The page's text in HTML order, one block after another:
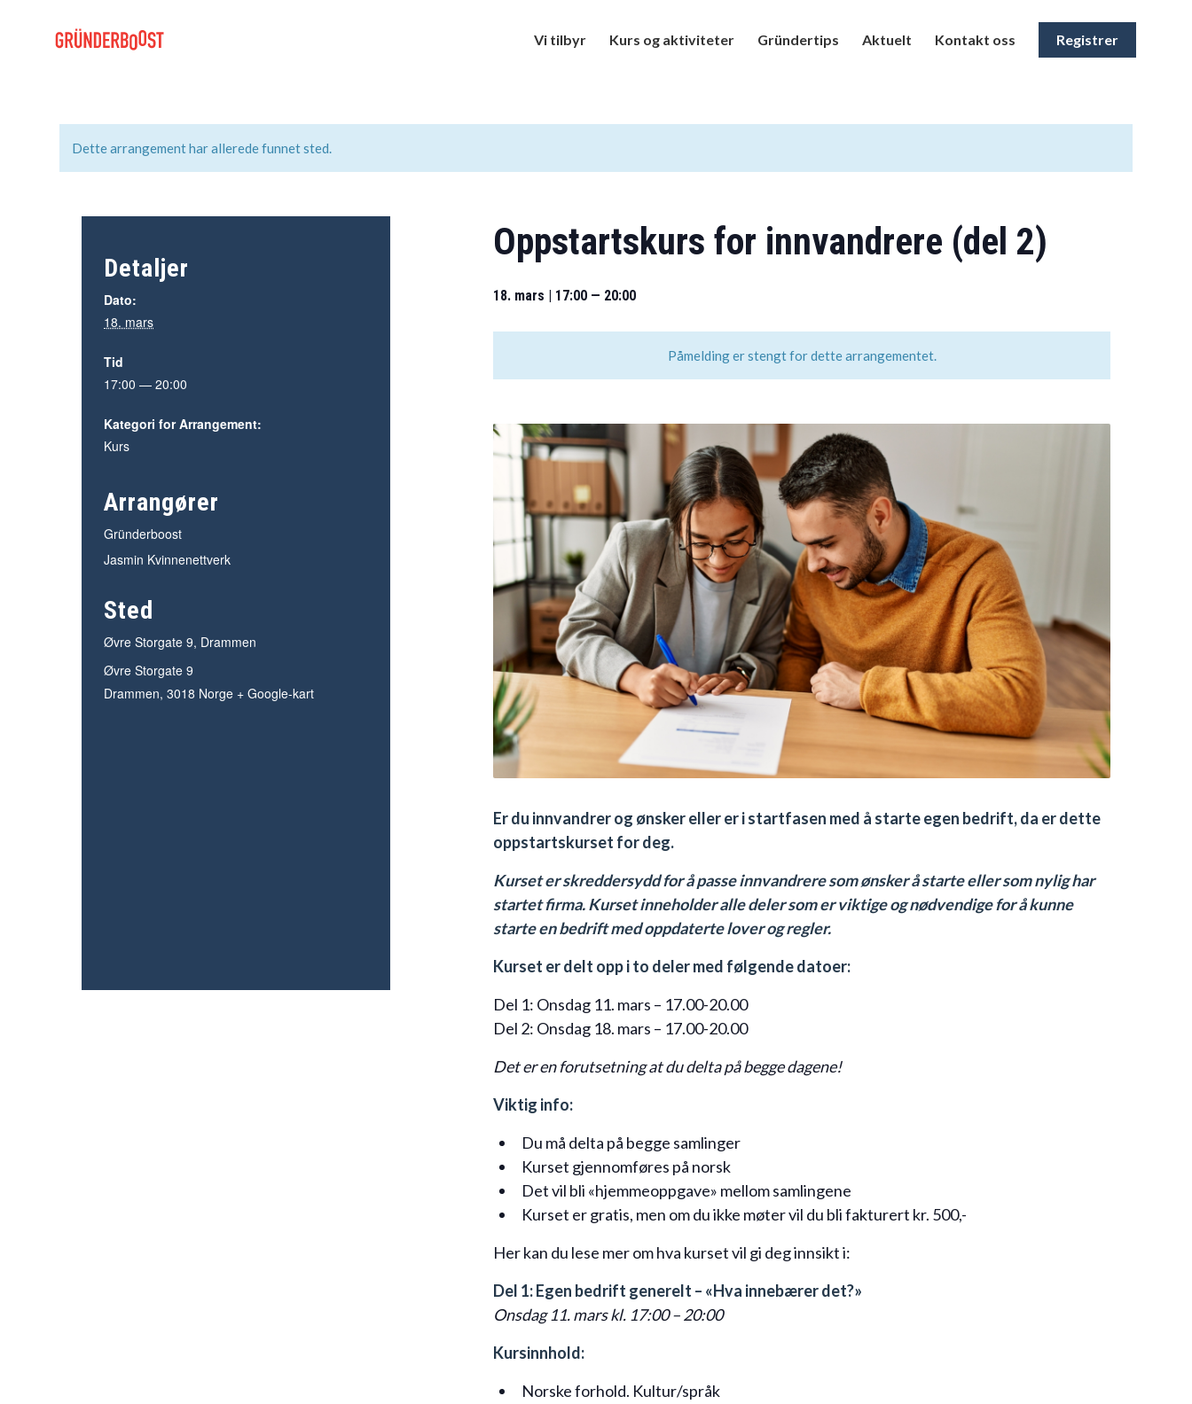
Vi tilbyr Kurs og aktiviteter Gründertips Aktuelt Kontakt oss Registrer
Dette arrangement har allerede funnet sted.
Oppstartskurs for innvandrere (del 2)
18. mars | 17:00 — 20:00
Påmelding er stengt for dette arrangementet.
Er du innvandrer og ønsker eller er i startfasen med å starte egen bedrift, da er dette
oppstartskurset for deg.
Kurset er skreddersydd for å passe innvandrere som ønsker å starte eller som nylig har
startet firma. Kurset inneholder alle deler som er viktige og nødvendige for å kunne
starte en bedrift med oppdaterte lover og regler.
Kurset er delt opp i to deler med følgende datoer:
Del 1: Onsdag 11. mars – 17.00-20.00
Del 2: Onsdag 18. mars – 17.00-20.00
Det er en forutsetning at du delta på begge dagene!
Viktig info:
Du må delta på begge samlinger
Kurset gjennomføres på norsk
Det vil bli «hjemmeoppgave» mellom samlingene
Kurset er gratis, men om du ikke møter vil du bli fakturert kr. 500,-
Her kan du lese mer om hva kurset vil gi deg innsikt i:
Del 1: Egen bedrift generelt – «Hva innebærer det?»
Onsdag 11. mars kl. 17:00 – 20:00
Kursinnhold:
Norske forhold. Kultur/språk
Detaljer
Dato:
18. mars
Tid
17:00 — 20:00
Kategori for Arrangement:
Kurs
Arrangører
Gründerboost
Jasmin Kvinnenettverk
Sted
Øvre Storgate 9, Drammen
Øvre Storgate 9
Drammen, 3018 Norge + Google-kart